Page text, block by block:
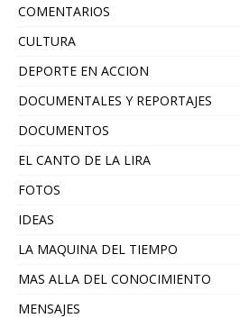
COMENTARIOS
CULTURA
DEPORTE EN ACCION
DOCUMENTALES Y REPORTAJES
DOCUMENTOS
EL CANTO DE LA LIRA
FOTOS
IDEAS
LA MAQUINA DEL TIEMPO
MAS ALLA DEL CONOCIMIENTO
MENSAJES